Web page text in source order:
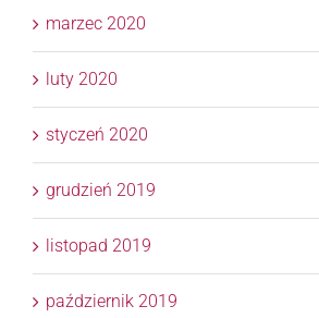
marzec 2020
luty 2020
styczeń 2020
grudzień 2019
listopad 2019
październik 2019